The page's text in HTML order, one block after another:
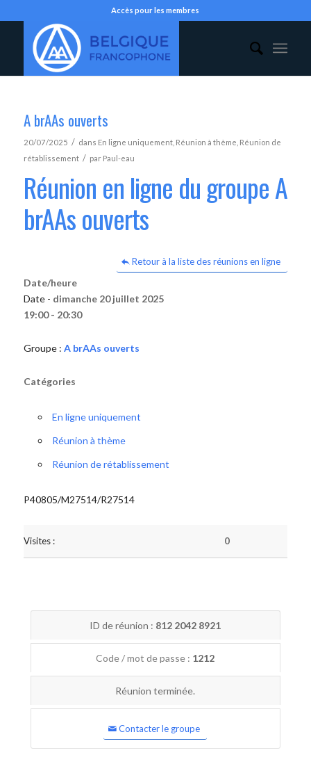
Accès pour les membres
A brAAs ouverts
20/07/2025 / dans En ligne uniquement, Réunion à thème Réunion de
rétablissement / par Paul-eau
Réunion en ligne du groupe A
brAAs ouverts
Retour à la liste des réunions en ligne
Date/heure
Date - dimanche 20 juillet 2025
19:00 - 20:30
Groupe : A brAAs ouverts
Catégories
En ligne uniquement
Réunion à thème
Réunion de rétablissement
P40805/M27514/R27514
Visites : 0
ID de réunion : 812 2042 8921
Code / mot de passe : 1212
Réunion terminée.
Contacter le groupe